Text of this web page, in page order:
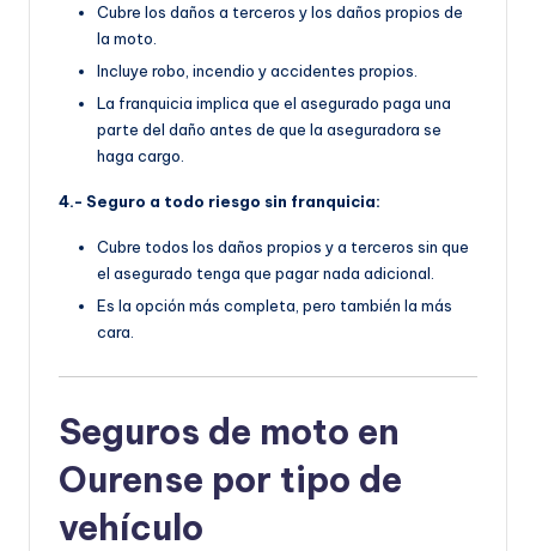
Cubre los daños a terceros y los daños propios de
la moto.
Incluye robo, incendio y accidentes propios.
La franquicia implica que el asegurado paga una
parte del daño antes de que la aseguradora se
haga cargo.
4.- Seguro a todo riesgo sin franquicia:
Cubre todos los daños propios y a terceros sin que
el asegurado tenga que pagar nada adicional.
Es la opción más completa, pero también la más
cara.
Seguros de moto en
Ourense por tipo de
vehículo